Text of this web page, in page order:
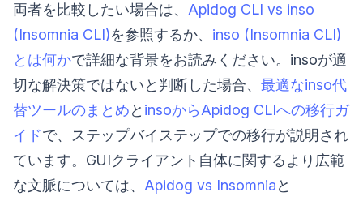
両者を比較したい場合は、 Apidog CLI vs inso
(Insomnia CLI)を参照するか、 inso (Insomnia CLI)
とは何かで詳細な背景をお読みください。insoが適
切な解決策ではないと判断した場合、 最適なinso代
替ツールのまとめと insoからApidog CLIへの移行ガ
イドで、ステップバイステップでの移行が説明され
ています。GUIクライアント自体に関するより広範
な文脈については、 Apidog vs Insomniaと